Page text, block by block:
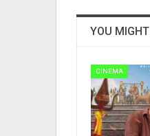
YOU
CINEMA